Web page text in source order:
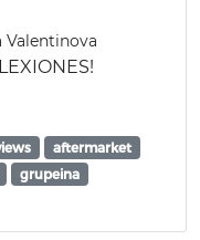
Valentinova
aftermarket
grupeina